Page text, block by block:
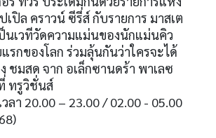
ปิล คราวน์ ซีรี่ส์ กับรายการ มาสเต
นเวทีวัดความแม่นของนักแม่นคิว
รกของโลก ร่วมลุ้นกันว่าใครจะได้
ชมสด จาก อเล็กซานดร้า พาเลซ
ทรูวิชั่นส์
ลา 20.00 – 23.00 / 02.00 - 05.00